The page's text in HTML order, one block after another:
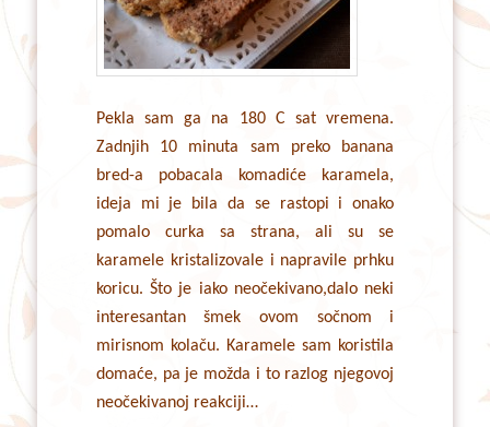
Pekla sam ga na 180 C sat vremena.
Zadnjih 10 minuta sam preko banana
bred-a pobacala komadiće karamela,
ideja mi je bila da se rastopi i onako
pomalo curka sa strana, ali su se
karamele kristalizovale i napravile prhku
koricu. Što je iako neočekivano,dalo neki
interesantan šmek ovom sočnom i
mirisnom kolaču. Karamele sam koristila
domaće, pa je možda i to razlog njegovoj
neočekivanoj reakciji…